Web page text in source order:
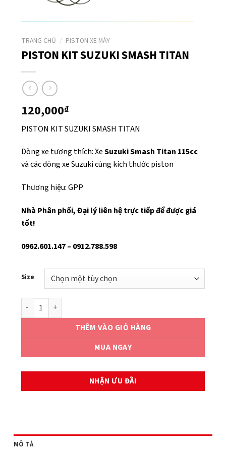
TRANG CHỦ / PISTON XE MÁY
PISTON KIT SUZUKI SMASH TITAN
120,000₫
PISTON KIT SUZUKI SMASH TITAN
Dòng xe tương thích: XeSuzuki Smash Titan 115cc
và các dòng xe Suzuki cùng kích thước piston
Thương hiệu: GPP
Nhà Phân phối, Đại lý liên hệ trực tiếp để được giá
tốt!
0962.601.147 – 0912.788.598
Size
PISTON KIT SUZUKI SMASH TITAN số lượng
THÊM VÀO GIỎ HÀNG
MUA NGAY
NHẬN ƯU ĐÃI
MÔ TẢ